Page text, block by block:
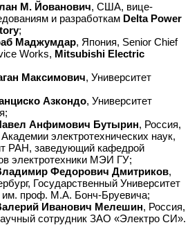
М. Йованович, США, вице-
и разработкам Delta Power
;
Маджумдар, Япония, Senior Chief
Works, Mitsubishi Electric
Максимович, Университет
Азкондо, Университет
Анфимович Бутырин, Россия,
электротехнических наук,
РАН, заведующий кафедрой
электротехники МЭИ ГУ;
Федорович Дмитриков,
Государственный Университет
им. проф. М.А. Бонч-Бруевича;
Иванович Мелешин, Россия,
сотрудник ЗАО «Электро СИ».